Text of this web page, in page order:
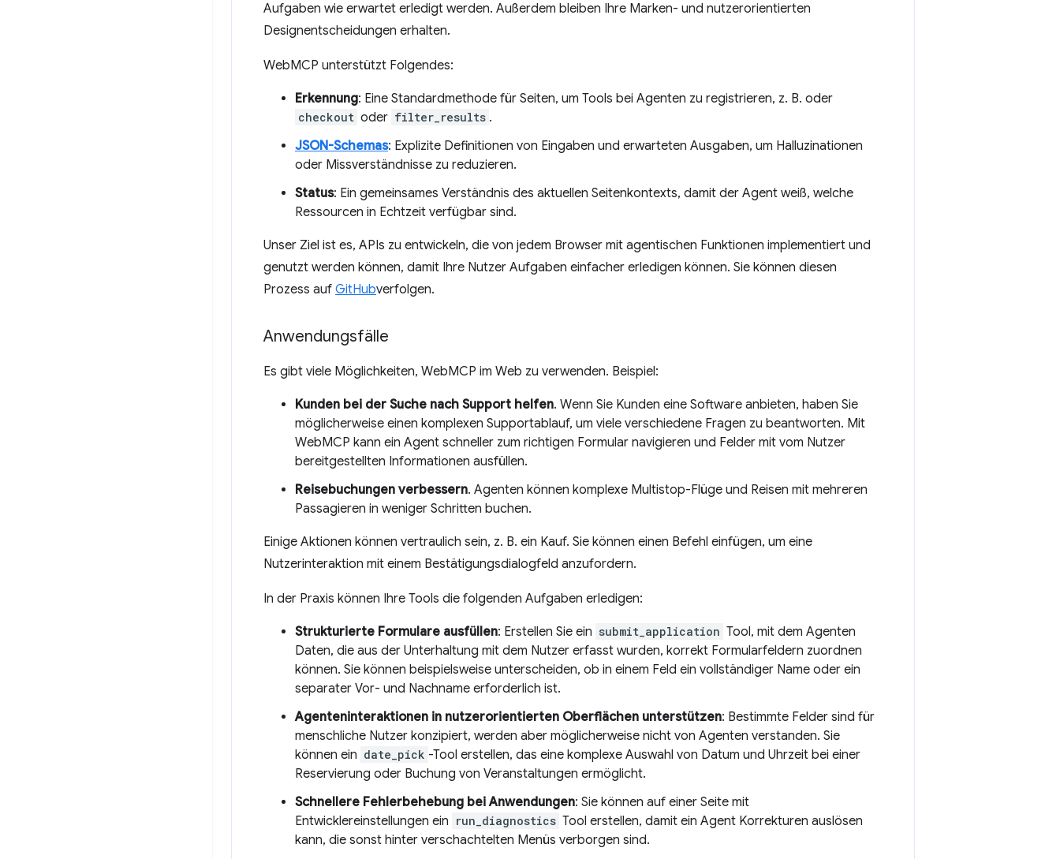
Aufgaben wie erwartet erledigt werden. Außerdem bleiben Ihre Marken- und nutzerorientierten
Designentscheidungen erhalten.
WebMCP unterstützt Folgendes:
Erkennung: Eine Standardmethode für Seiten, um Tools bei Agenten zu registrieren, z. B. oder
checkout oder filter_results .
JSON-Schemas: Explizite Definitionen von Eingaben und erwarteten Ausgaben, um Halluzinationen
oder Missverständnisse zu reduzieren.
Status: Ein gemeinsames Verständnis des aktuellen Seitenkontexts, damit der Agent weiß, welche
Ressourcen in Echtzeit verfügbar sind.
Unser Ziel ist es, APIs zu entwickeln, die von jedem Browser mit agentischen Funktionen implementiert und
genutzt werden können, damit Ihre Nutzer Aufgaben einfacher erledigen können. Sie können diesen
Prozess auf GitHubverfolgen.
Anwendungsfälle
Es gibt viele Möglichkeiten, WebMCP im Web zu verwenden. Beispiel:
Kunden bei der Suche nach Support helfen. Wenn Sie Kunden eine Software anbieten, haben Sie
möglicherweise einen komplexen Supportablauf, um viele verschiedene Fragen zu beantworten. Mit
WebMCP kann ein Agent schneller zum richtigen Formular navigieren und Felder mit vom Nutzer
bereitgestellten Informationen ausfüllen.
Reisebuchungen verbessern. Agenten können komplexe Multistop-Flüge und Reisen mit mehreren
Passagieren in weniger Schritten buchen.
Einige Aktionen können vertraulich sein, z. B. ein Kauf. Sie können einen Befehl einfügen, um eine
Nutzerinteraktion mit einem Bestätigungsdialogfeld anzufordern.
In der Praxis können Ihre Tools die folgenden Aufgaben erledigen:
Strukturierte Formulare ausfüllen: Erstellen Sie ein submit_application Tool, mit dem Agenten
Daten, die aus der Unterhaltung mit dem Nutzer erfasst wurden, korrekt Formularfeldern zuordnen
können. Sie können beispielsweise unterscheiden, ob in einem Feld ein vollständiger Name oder ein
separater Vor- und Nachname erforderlich ist.
Agenteninteraktionen in nutzerorientierten Oberflächen unterstützen: Bestimmte Felder sind für
menschliche Nutzer konzipiert, werden aber möglicherweise nicht von Agenten verstanden. Sie
können ein date_pick -Tool erstellen, das eine komplexe Auswahl von Datum und Uhrzeit bei einer
Reservierung oder Buchung von Veranstaltungen ermöglicht.
Schnellere Fehlerbehebung bei Anwendungen: Sie können auf einer Seite mit
Entwicklereinstellungen ein run_diagnostics Tool erstellen, damit ein Agent Korrekturen auslösen
kann, die sonst hinter verschachtelten Menüs verborgen sind.